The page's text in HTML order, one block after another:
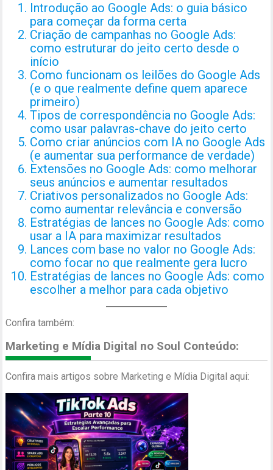
Introdução ao Google Ads: o guia básico
para começar da forma certa
Criação de campanhas no Google Ads:
como estruturar do jeito certo desde o
início
Como funcionam os leilões do Google Ads
(e o que realmente define quem aparece
primeiro)
Tipos de correspondência no Google Ads:
como usar palavras-chave do jeito certo
Como criar anúncios com IA no Google Ads
(e aumentar sua performance de verdade)
Extensões no Google Ads: como melhorar
seus anúncios e aumentar resultados
Criativos personalizados no Google Ads:
como aumentar relevância e conversão
Estratégias de lances no Google Ads: como
usar a IA para maximizar resultados
Lances com base no valor no Google Ads:
como focar no que realmente gera lucro
Estratégias de lances no Google Ads: como
escolher a melhor para cada objetivo
Confira também:
Marketing e Mídia Digital no Soul Conteúdo:
Confira mais artigos sobre Marketing e Mídia Digital aqui: